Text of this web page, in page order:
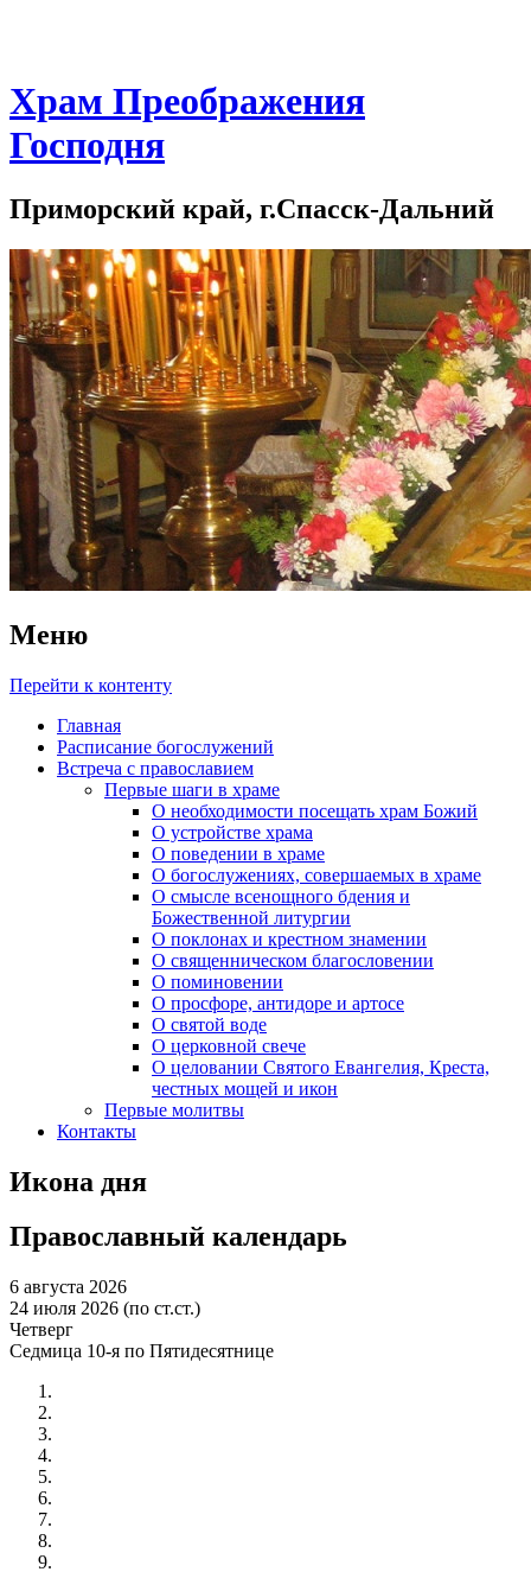
Храм Преображения
Господня
Приморский край, г.Спасск-Дальний
Меню
Перейти к контенту
Главная
Расписание богослужений
Встреча с православием
Первые шаги в храме
О необходимости посещать храм Божий
О устройстве храма
О поведении в храме
О богослужениях, совершаемых в храме
О смысле всенощного бдения и
Божественной литургии
О поклонах и крестном знамении
О священническом благословении
О поминовении
О просфоре, антидоре и артосе
О святой воде
О церковной свече
О целовании Святого Евангелия, Креста,
честных мощей и икон
Первые молитвы
Контакты
Икона дня
Православный календарь
6 августа 2026
24 июля 2026 (по ст.ст.)
Четверг
Седмица 10-я по Пятидесятнице